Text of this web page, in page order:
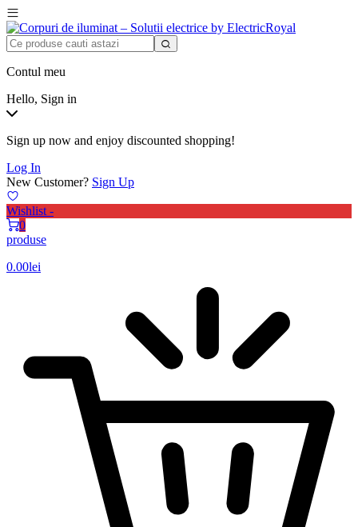
Contul meu
Hello, Sign in
Sign up now and enjoy discounted shopping!
Log In
New Customer? Sign Up
Wishlist -
0
produse
0.00lei